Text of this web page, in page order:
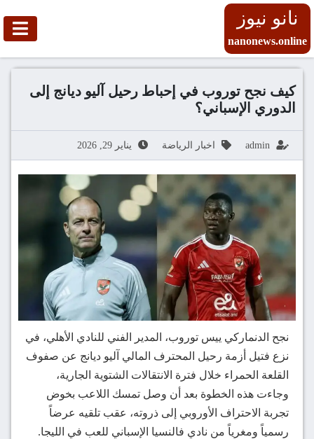
نانو نيوز
nanonews.online
كيف نجح توروب في إحباط رحيل آليو ديانج إلى
الدوري الإسباني؟
admin اخبار الرياضة يناير 29, 2026
نجح الدنماركي ييس توروب، المدير الفني للنادي الأهلي، في
نزع فتيل أزمة رحيل المحترف المالي آليو ديانج عن صفوف
القلعة الحمراء خلال فترة الانتقالات الشتوية الجارية،
وجاءت هذه الخطوة بعد أن وصل تمسك اللاعب بخوض
تجربة الاحتراف الأوروبي إلى ذروته، عقب تلقيه عرضاً
رسمياً ومغرياً من نادي فالنسيا الإسباني للعب في الليجا.